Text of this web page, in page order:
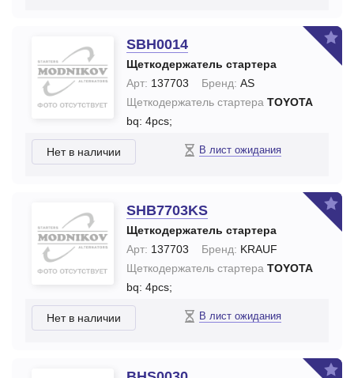
SBH0014
Щеткодержатель стартера
Арт: 137703 Бренд: AS
Щеткодержатель стартера TOYOTA
bq: 4pcs;
Нет в наличии В лист ожидания
SHB7703KS
Щеткодержатель стартера
Арт: 137703 Бренд: KRAUF
Щеткодержатель стартера TOYOTA
bq: 4pcs;
Нет в наличии В лист ожидания